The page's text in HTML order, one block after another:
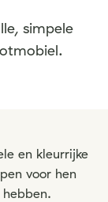
simpele
en kleurrijke
voor hen